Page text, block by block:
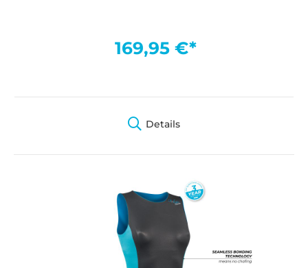
169,95 €*
Details